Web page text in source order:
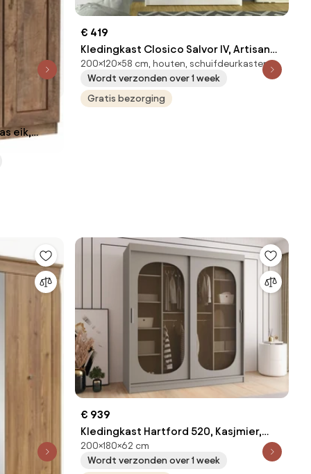
eik,
€ 419
Kledingkast Closico Salvor IV, Artisan
eiken, Wit, 200x120x58cm, 93 kg,
Kledingkast deuren: Schuivend, Aantal
planken: 5, Aantal planken: 5
200×120×58 cm, houten, schuifdeurkasten
Wordt verzonden over 1 week
Gratis bezorging
€ 939
Kledingkast Hartford 520, Kasjmier,
200x180x62cm, 149 kg, Kledingkast
deuren: Schuivend, Aantal planken: 9,
200×180×62 cm
Wordt verzonden over 1 week